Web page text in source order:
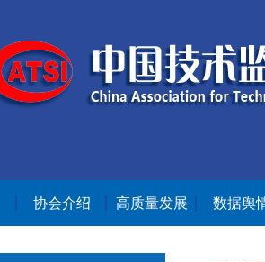
协会介绍 高质量发展 数据舆